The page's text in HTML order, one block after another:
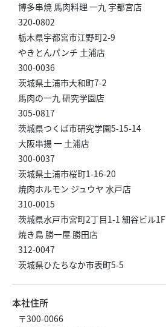
博多串焼 馬肉料理 一九 宇都宮店
320-0802
栃木県宇都宮市江野町2-9
やきとんパンチ 土浦店
300-0036
茨城県土浦市大和町7-2
馬肉の一九 研究学園店
305-0817
茨城県つくば市研究学園5-15-14
大阪串揚 一 土浦店
300-0037
茨城県土浦市桜町1-16-20
焼肉ホルモン ジュウヤ 水戸店
310-0015
茨城県水戸市宮町2丁目1-1 細谷ビル1F
焼き鳥 勝一屋 勝田店
312-0047
茨城県ひたちなか市表町5-5
本社住所
〒300-0066